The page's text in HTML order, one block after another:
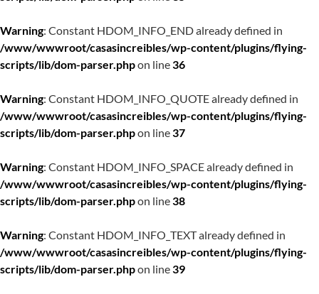
Warning: Constant HDOM_INFO_END already defined in
/www/wwwroot/casasincreibles/wp-content/plugins/flying-
scripts/lib/dom-parser.phpon line36
Warning: Constant HDOM_INFO_QUOTE already defined in
/www/wwwroot/casasincreibles/wp-content/plugins/flying-
scripts/lib/dom-parser.phpon line37
Warning: Constant HDOM_INFO_SPACE already defined in
/www/wwwroot/casasincreibles/wp-content/plugins/flying-
scripts/lib/dom-parser.phpon line38
Warning: Constant HDOM_INFO_TEXT already defined in
/www/wwwroot/casasincreibles/wp-content/plugins/flying-
scripts/lib/dom-parser.phpon line39